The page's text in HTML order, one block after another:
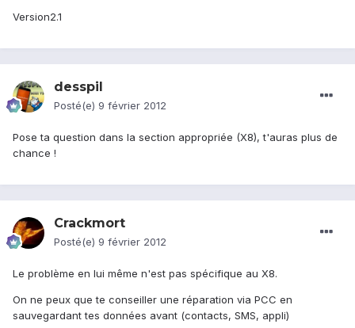
Version2.1
desspil
Posté(e) 9 février 2012
Pose ta question dans la section appropriée (X8), t'auras plus de
chance !
Crackmort
Posté(e) 9 février 2012
Le problème en lui même n'est pas spécifique au X8.
On ne peux que te conseiller une réparation via PCC en
sauvegardant tes données avant (contacts, SMS, appli)